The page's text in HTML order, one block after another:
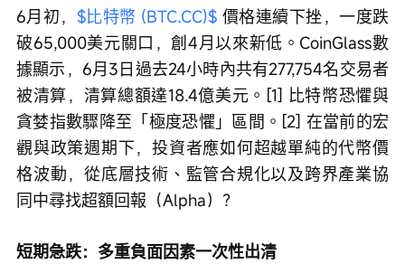
6月初， $比特幣 (BTC.CC)$ 價格連續下挫，一度跌
破65,000美元關口，創4月以來新低。CoinGlass數
據顯示，6月3日過去24小時內共有277,754名交易者
被清算，清算總額達18.4億美元。[1] 比特幣恐懼與
貪婪指數驟降至「極度恐懼」區間。[2] 在當前的宏
觀與政策週期下，投資者應如何超越單純的代幣價
格波動，從底層技術、監管合規化以及跨界產業協
同中尋找超額回報（Alpha）？
短期急跌：多重負面因素一次性出清